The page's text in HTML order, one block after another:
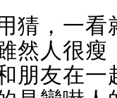
猜，一看
然人很
朋友在